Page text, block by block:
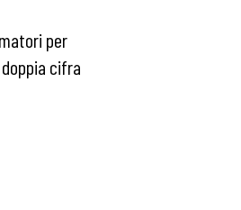
per
cifra